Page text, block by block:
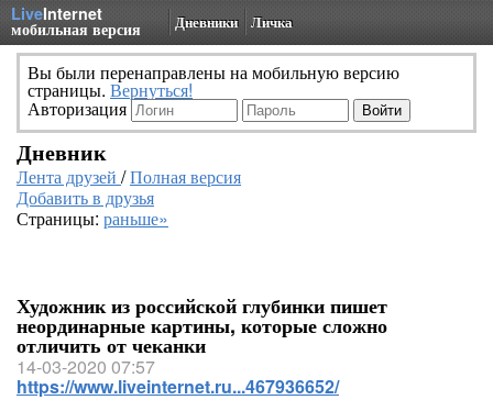
LiveInternet
мобильная версия Дневники Личка
Вы были перенаправлены на мобильную версию
страницы. Вернуться!
Авторизация
Дневник
Лента друзей /Полная версия
Добавить в друзья
Страницы: раньше»
Художник из российской глубинки пишет
неординарные картины, которые сложно
отличить от чеканки
14-03-2020 07:57
https://www.liveinternet.ru...467936652/